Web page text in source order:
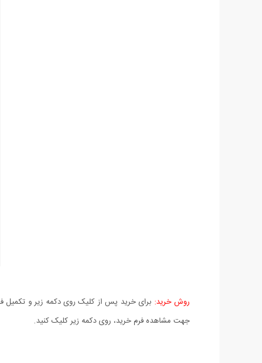
روش خرید: برای خرید پس از کلیک روی دکمه زیر و تکمیل
جهت مشاهده فرم خرید، روی دکمه زیر کلیک کنید.